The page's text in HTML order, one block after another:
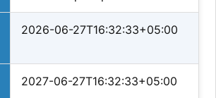
2026-06-27T16:32:33+05:00
2027-06-27T16:32:33+05:00